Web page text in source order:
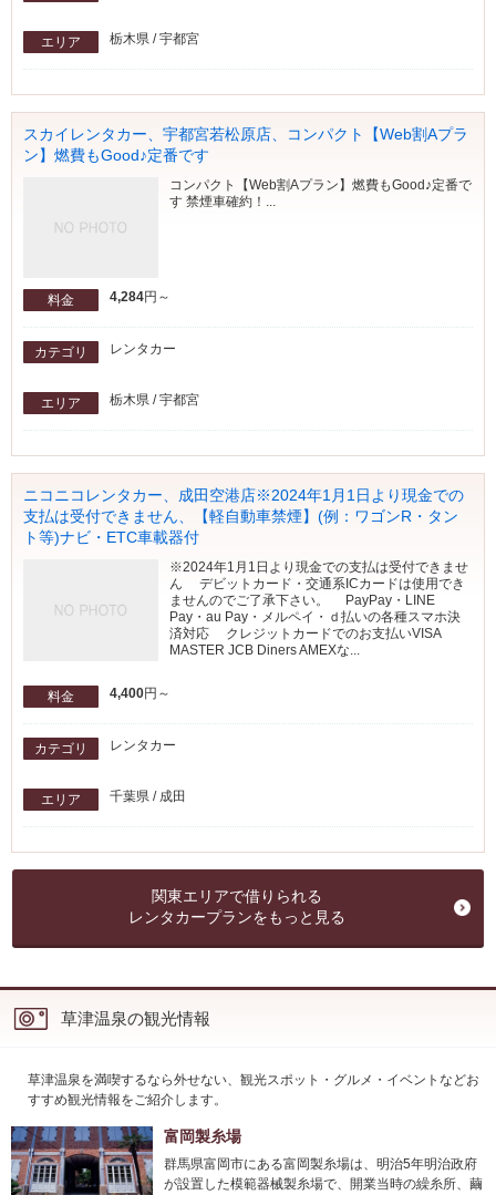
エリア 栃木県 / 宇都宮
スカイレンタカー、宇都宮若松原店、コンパクト【Web割Aプラ
ン】燃費もGood♪定番です
コンパクト【Web割Aプラン】燃費もGood♪定番で
す 禁煙車確約！...
料金 4,284円～
カテゴリ レンタカー
エリア 栃木県 / 宇都宮
ニコニコレンタカー、成田空港店※2024年1月1日より現金での
支払は受付できません、【軽自動車禁煙】(例：ワゴンR・タン
ト等)ナビ・ETC車載器付
※2024年1月1日より現金での支払は受付できませ
ん デビットカード・交通系ICカードは使用でき
ませんのでご了承下さい。 PayPay・LINE
Pay・au Pay・メルペイ・ｄ払いの各種スマホ決
済対応 クレジットカードでのお支払いVISA
MASTER JCB Diners AMEXな...
料金 4,400円～
カテゴリ レンタカー
エリア 千葉県 / 成田
関東エリアで借りられる
レンタカープランをもっと見る
草津温泉の観光情報
草津温泉を満喫するなら外せない、観光スポット・グルメ・イベントなどお
すすめ観光情報をご紹介します。
富岡製糸場
群馬県富岡市にある富岡製糸場は、明治5年明治政府
が設置した模範器械製糸場で、開業当時の繰糸所、繭